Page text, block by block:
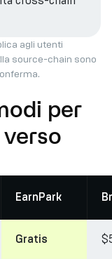
agli utenti
source-chain sono
per
EarnPark
Gratis